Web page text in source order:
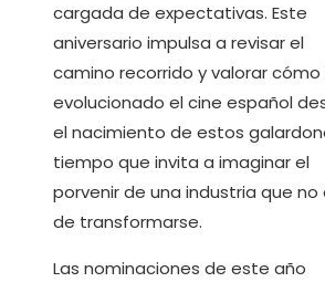
cargada de expectativas. Este
aniversario impulsa a revisar el
camino recorrido y valorar cómo
evolucionado el cine español
el nacimiento de estos
tiempo que invita a imaginar el
porvenir de una industria que no
de transformarse.
Las nominaciones de este año